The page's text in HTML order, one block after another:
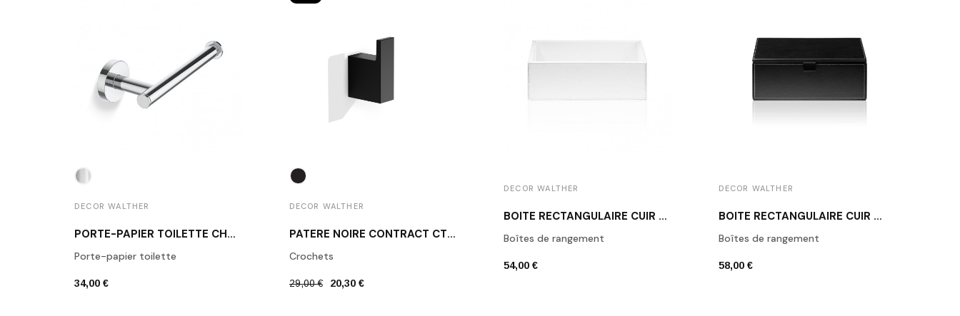
DECOR WALTHER
PORTE-PAPIER TOILETTE CHROME POLI BA TPH1
Porte-papier toilette
34,00 €
DECOR WALTHER
PATÈRE NOIRE CONTRACT CT HAK1 DECOR WALTHER
Crochets
29,00 € 20,30 €
DECOR WALTHER
BOÎTE RECTANGULAIRE CUIR BLANC BROWNIE BOD2
Boîtes de rangement
54,00 €
DECOR WALTHER
BOÎTE RECTANGULAIRE CUIR NOIR BROWNIE BMD2
Boîtes de rangement
58,00 €